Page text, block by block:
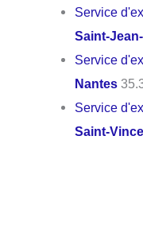
Service
Saint-
Service
Nantes
Service
Saint-